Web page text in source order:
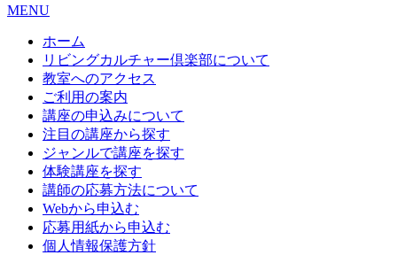
MENU
ホーム
リビングカルチャー倶楽部について
教室へのアクセス
ご利用の案内
講座の申込みについて
注目の講座から探す
ジャンルで講座を探す
体験講座を探す
講師の応募方法について
Webから申込む
応募用紙から申込む
個人情報保護方針